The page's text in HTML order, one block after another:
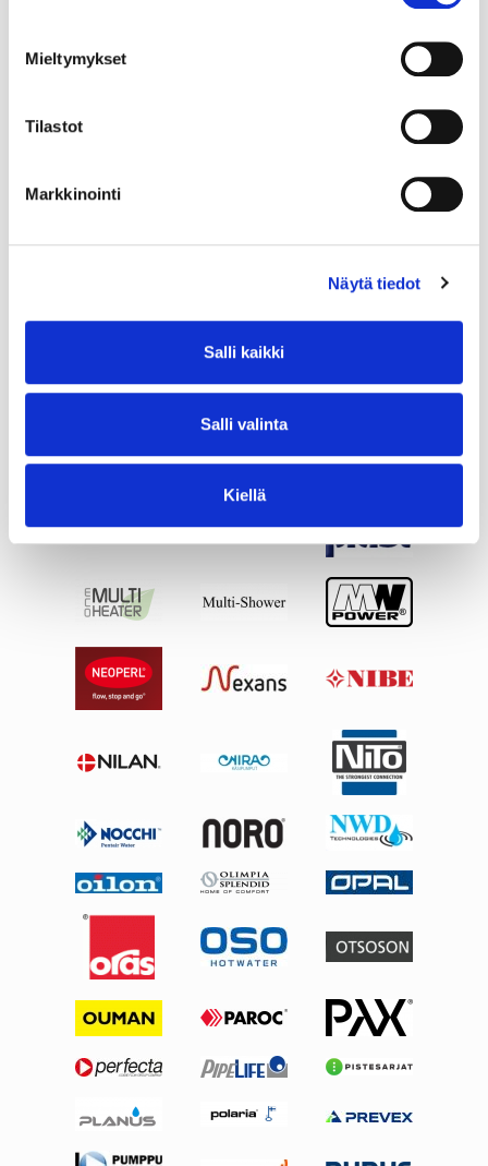
Mieltymykset
Tilastot
Markkinointi
Näytä tiedot
Salli kaikki
Salli valinta
Kiellä